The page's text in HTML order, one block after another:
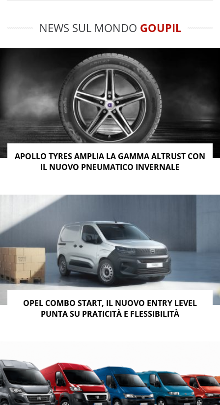
NEWS SUL MONDO GOUPIL
APOLLO TYRES AMPLIA LA GAMMA ALTRUST CON
IL NUOVO PNEUMATICO INVERNALE
OPEL COMBO START, IL NUOVO ENTRY LEVEL
PUNTA SU PRATICITÀ E FLESSIBILITÀ